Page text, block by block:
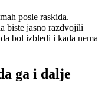
posle raskida.
biste jasno razdvojili
bol izbledi i kada nema
ga i dalje